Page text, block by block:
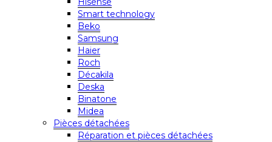
Smart technology
Beko
Samsung
Haier
Roch
Décakila
Deska
Binatone
Midea
Pièces détachées
Réparation et pièces détachées